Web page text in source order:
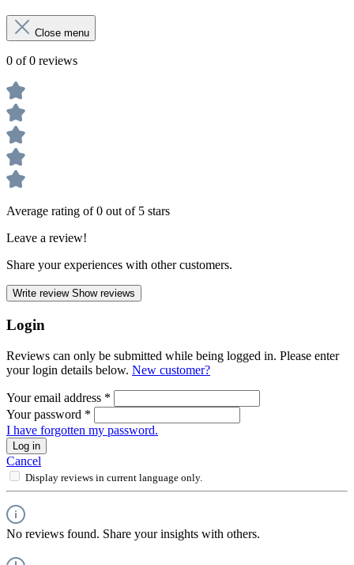
Close menu
0 of 0 reviews
Average rating of 0 out of 5 stars
Leave a review!
Share your experiences with other customers.
Write review Show reviews
Login
Reviews can only be submitted while being logged in. Please enter
your login details below. New customer?
Your email address *
Your password *
I have forgotten my password.
Log in
Cancel
Display reviews in current language only.
No reviews found. Share your insights with others.